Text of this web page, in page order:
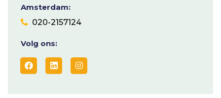
Amsterdam:
020-2157124
Volg ons: